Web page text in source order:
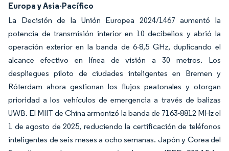
Europa y Asia-Pacífico
La Decisión de la Unión Europea 2024/1467 aumentó la
potencia de transmisión interior en 10 decibelios y abrió la
operación exterior en la banda de 6-8,5 GHz, duplicando el
alcance efectivo en línea de visión a 30 metros. Los
despliegues piloto de ciudades inteligentes en Bremen y
Róterdam ahora gestionan los flujos peatonales y otorgan
prioridad a los vehículos de emergencia a través de balizas
UWB. El MIIT de China armonizó la banda de 7163-8812 MHz el
1 de agosto de 2025, reduciendo la certificación de teléfonos
inteligentes de seis meses a ocho semanas. Japón y Corea del